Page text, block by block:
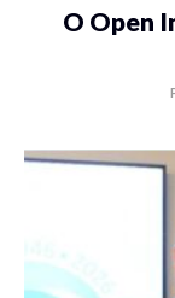
O Open